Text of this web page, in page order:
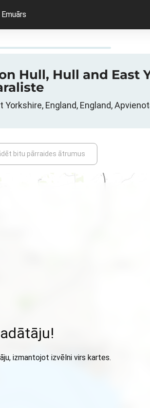
Emuārs
Hull, Hull and East
England, England,
bitu pārraides ātrumus
izmantojot izvēlni virs kartes.